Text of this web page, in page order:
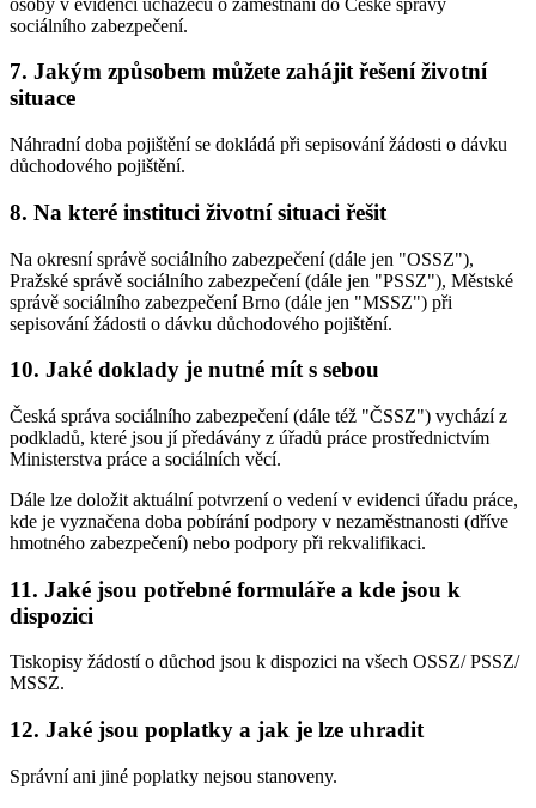
sociálního zabezpečení.
7. Jakým způsobem můžete zahájit řešení životní
situace
Náhradní doba pojištění se dokládá při sepisování žádosti o dávku
důchodového pojištění.
8. Na které instituci životní situaci řešit
Na okresní správě sociálního zabezpečení (dále jen "OSSZ"),
Pražské správě sociálního zabezpečení (dále jen "PSSZ"), Městské
správě sociálního zabezpečení Brno (dále jen "MSSZ") při
sepisování žádosti o dávku důchodového pojištění.
10. Jaké doklady je nutné mít s sebou
Česká správa sociálního zabezpečení (dále též "ČSSZ") vychází z
podkladů, které jsou jí předávány z úřadů práce prostřednictvím
Ministerstva práce a sociálních věcí.
Dále lze doložit aktuální potvrzení o vedení v evidenci úřadu práce,
kde je vyznačena doba pobírání podpory v nezaměstnanosti (dříve
hmotného zabezpečení) nebo podpory při rekvalifikaci.
11. Jaké jsou potřebné formuláře a kde jsou k
dispozici
Tiskopisy žádostí o důchod jsou k dispozici na všech OSSZ/ PSSZ/
MSSZ.
12. Jaké jsou poplatky a jak je lze uhradit
Správní ani jiné poplatky nejsou stanoveny.